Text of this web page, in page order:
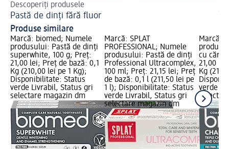
Descoperiți produsele
Pastă de dinți fără fluor
Produse similare
Marcă: biomed; Numele
produsului: Pastă de dinți
superwhite, 100 g; Preț:
21,00 lei; Preț de bază: 0,1
Kg (210,00 lei pe 1 Kg);
Disponibilitate: Status
verde Livrabil, Status gri
selectare magazin dm
Marcă: SPLAT
PROFESSIONAL; Numele
produsului: Pastă de dinți
Professional Ultracomplex,
100 ml; Preț: 21,15 lei; Preț
de bază: 0,1 l (211,50 lei pe
1 l); Disponibilitate: Status
verde Livrabil, Status gri
selectare magazin dm
Marcă:
cu
21,00
Kg
verde